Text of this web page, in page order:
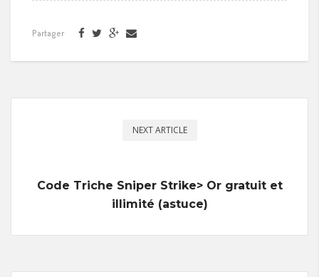
Partager
NEXT ARTICLE
Code Triche Sniper Strike> Or gratuit et
illimité (astuce)